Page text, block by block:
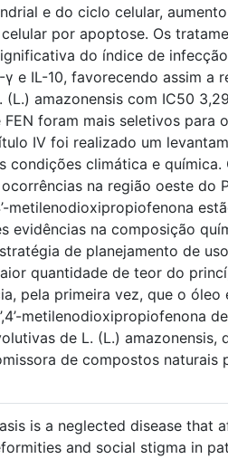
e do ciclo celular,
por apoptose. Os
do índice de
e IL-10, favorecendo assim a
amazonensis com IC50
FEN foram mais seletivos para
IV foi realizado um
condições climática e química.
na região oeste do
metilenodioxipropiofenona
evidências na composição
de planejamento de
quantidade de teor do
pela primeira vez, que o óleo
metilenodioxipropiofenona
de L. (L.) amazonensis,
de compostos naturais
is a neglected disease that
and social stigma in